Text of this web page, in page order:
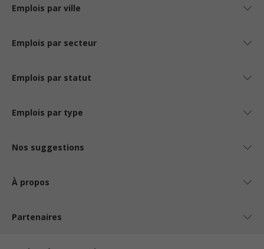
Emplois par ville
Emplois par secteur
Emplois par statut
Emplois par type
Nos suggestions
À propos
Partenaires